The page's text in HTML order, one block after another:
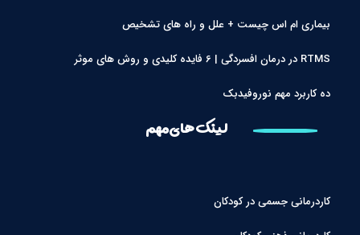
بیماری ام اس چیست + علل و راه های تشخیص
RTMS در درمان افسردگی | 6 فایده کلیدی و روش های موثر
ده کاربرد مهم نوروفیدبک
لینک های مهم
کاردرمانی جسمی در کودکان